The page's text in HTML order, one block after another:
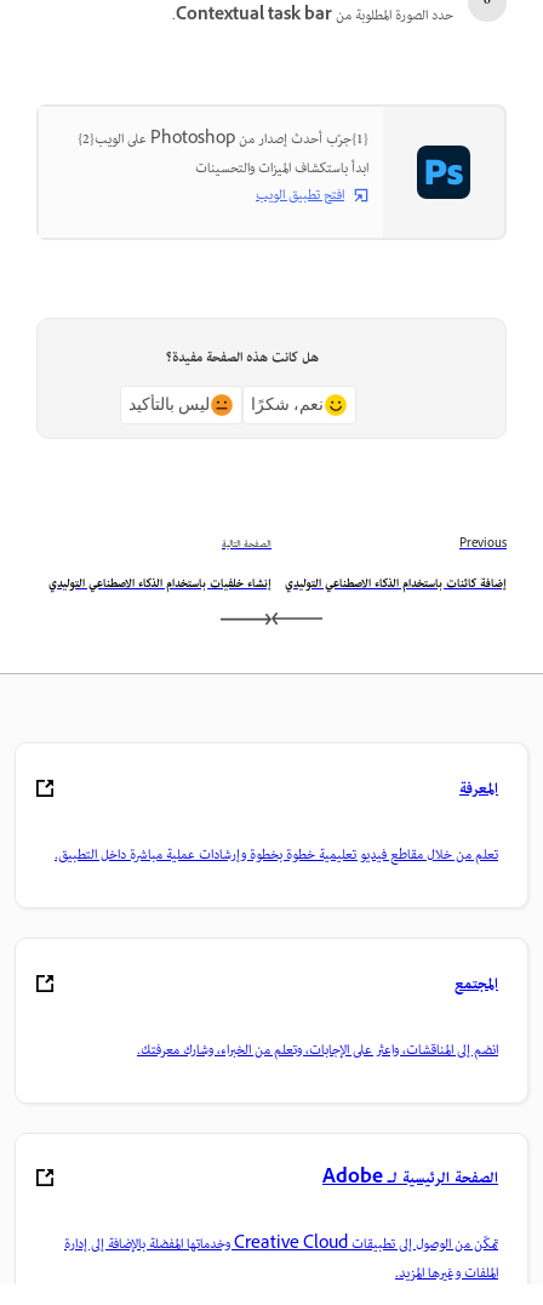
حدد الصورة المطلوبة منContextual task bar
.
{1}جرّب أحدث إصدار من Photoshop على الويب{2}
ابدأ باستكشاف الميزات والتحسينات
افتح تطبيق الويب
هل كانت هذه الصفحة مفيدة؟
نعم، شكرًا ليس بالتأكيد
Previous
إضافة كائنات باستخدام الذكاء الاصطناعي التوليدي
الصفحة التالية
إنشاء خلفيات باستخدام الذكاء الاصطناعي التوليدي
المعرفة
تعلم من خلال مقاطع فيديو تعليمية خطوة بخطوة وإرشادات عملية مباشرة داخل التطبيق.
المجتمع
انضم إلى المناقشات، واعثر على الإجابات، وتعلم من الخبراء، وشارك معرفتك.
الصفحة الرئيسية لـ Adobe
تمكّن من الوصول إلى تطبيقات Creative Cloud وخدماتها المفضلة بالإضافة إلى إدارة
الملفات وغيرها المزيد.